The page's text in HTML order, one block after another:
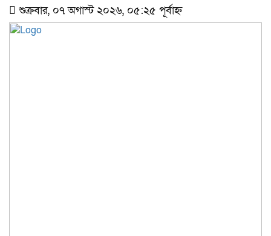
শুক্রবার, ০৭ অগাস্ট ২০২৬, ০৫:২৫ পূর্বাহ্ন